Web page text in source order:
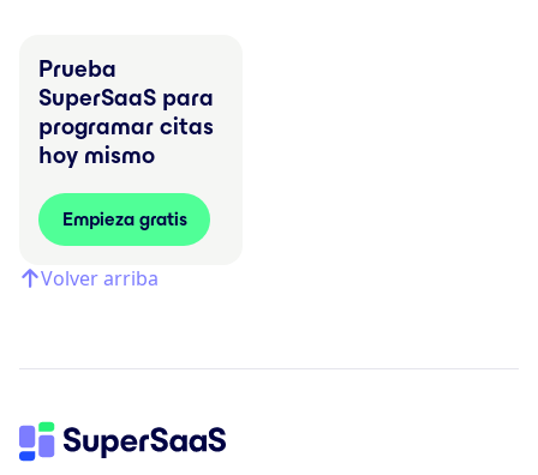
Prueba
SuperSaaS para
programar citas
hoy mismo
Empieza gratis
Volver arriba